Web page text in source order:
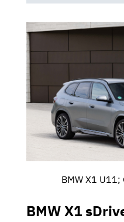
BMW X1
BMW X1